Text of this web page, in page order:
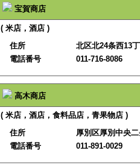
宝賀商店
( 米店，酒店 )
住所
北区北24条西13
電話番号
011-716-8086
高木商店
( 米店，酒店，食料品店，青果物店 )
住所
厚別区厚別中央
電話番号
011-891-0029